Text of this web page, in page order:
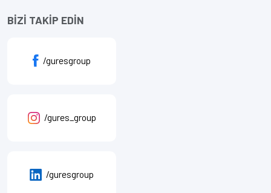
BİZİ TAKİP EDİN
/guresgroup
/gures_group
/guresgroup